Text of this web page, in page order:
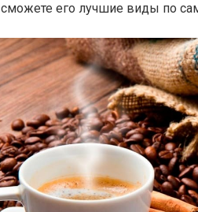
сможете его лучшие виды по